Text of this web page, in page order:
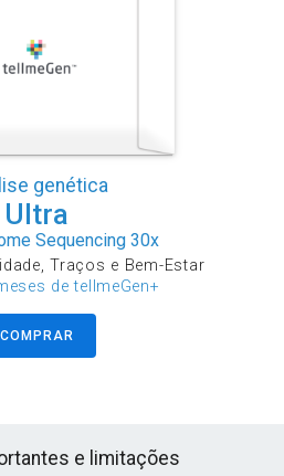
genética
Ultra
Sequencing 30x
Traços e Bem-Estar
de tellmeGen+
COMPRAR
e limitações